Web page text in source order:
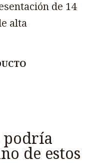
de 14
alta
podría
de estos